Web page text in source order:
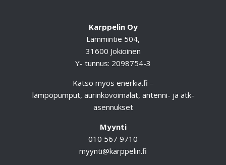
Karppelin Oy
Lammintie 504,
31600 Jokioinen
Y- tunnus: 2098754-3
Katso myös enerkia.fi –
lämpöpumput, aurinkovoimalat, antenni- ja atk-
asennukset
Myynti
010 567 9710
myynti@karppelin.fi